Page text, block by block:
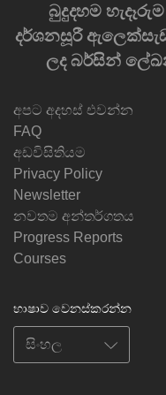
බුදුදහම
දර්ශනසූරී
ලද බර්සින්
අපට අදහස් එවන්න
FAQ
අඩවිසිතියම
Privacy Policy
Newsletter
නවතම අන්තර්ගතය
Progress Reports
Courses
භාෂාව වෙනස්කරන්න